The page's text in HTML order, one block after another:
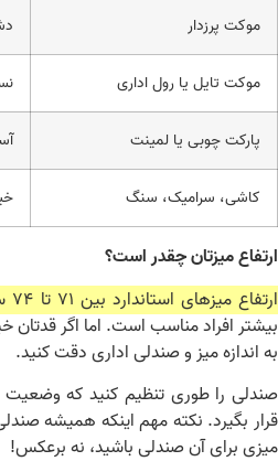
موکت پرزدار
موکت تایل یا رول اداری
پارکت چوبی یا لمینت
کاشی، سرامیک، سنگ
میزتان چقدر است؟
میزهای استاندارد بین ۷۱ تا ۷۴ سانتی‌متر است
افراد مناسب است. اما اگر قدتان
اندازه میز و صندلی اداری دقت کنید.
را طوری تنظیم کنید که وضعیت
بگیرد. نکته مهم اینکه همیشه
برای آن صندلی باشید، نه برعکس!